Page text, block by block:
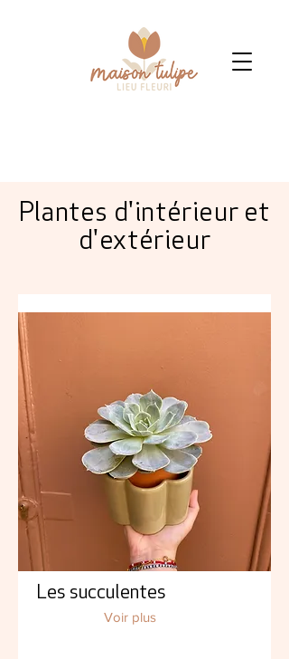
Plantes d'intérieur et
d'extérieur
Les succulentes
Voir plus